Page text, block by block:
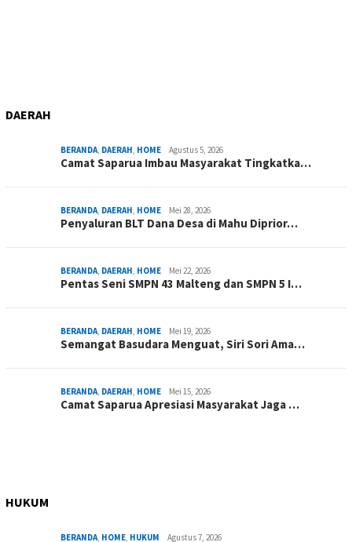
DAERAH
BERANDA, DAERAH, HOME Agustus 5, 2026
Camat Saparua Imbau Masyarakat Tingkatka…
BERANDA, DAERAH, HOME Mei 28, 2026
Penyaluran BLT Dana Desa di Mahu Diprior…
BERANDA, DAERAH, HOME Mei 22, 2026
Pentas Seni SMPN 43 Malteng dan SMPN 5 I…
BERANDA, DAERAH, HOME Mei 19, 2026
Semangat Basudara Menguat, Siri Sori Ama…
BERANDA, DAERAH, HOME Mei 15, 2026
Camat Saparua Apresiasi Masyarakat Jaga …
HUKUM
BERANDA, HOME, HUKUM Agustus 7, 2026